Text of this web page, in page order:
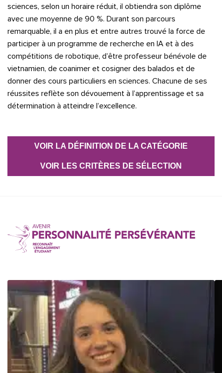
sciences, selon un horaire réduit, il obtiendra son diplôme
avec une moyenne de 90 %. Durant son parcours
remarquable, il a en plus et entre autres trouvé la force de
participer à un programme de recherche en IA et à des
compétitions de robotique, d’être professeur bénévole de
vietnamien, de coanimer et cosigner des balados et de
donner des cours particuliers en sciences. Chacune de ses
réussites reflète son dévouement à l’apprentissage et sa
détermination à atteindre l’excellence.
VOIR LA DÉFINITION DE LA CATÉGORIE
VOIR LES CRITÈRES DE SÉLECTION